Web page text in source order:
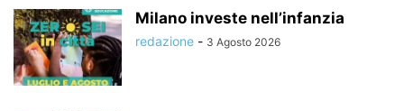
Milano investe nell’infanzia
redazione - 3 Agosto 2026